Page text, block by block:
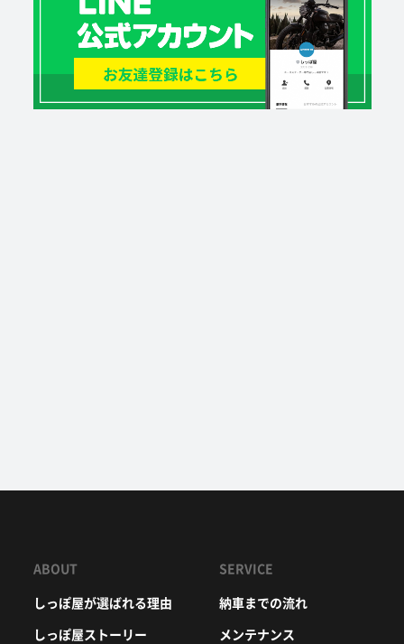
ABOUT
しっぽ屋が選ばれる理由
しっぽ屋ストーリー
SERVICE
納車までの流れ
メンテナンス